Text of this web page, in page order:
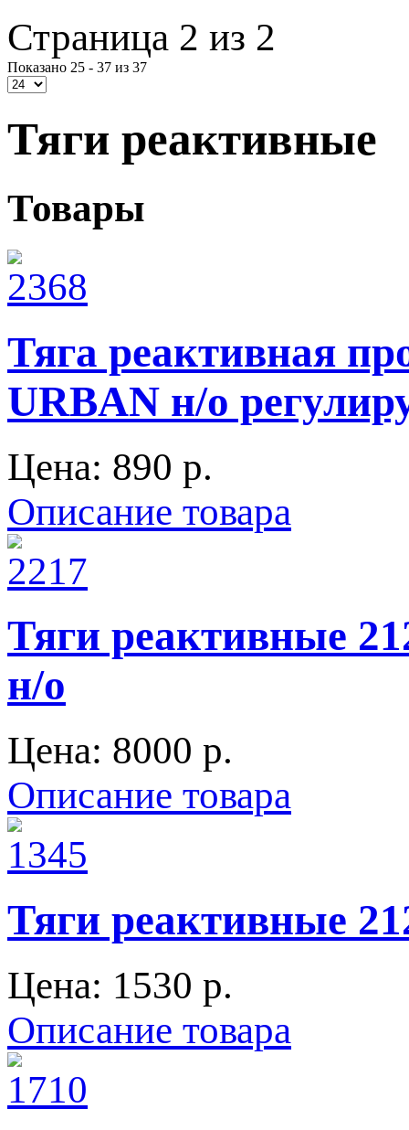
Страница 2 из 2
Показано 25 - 37 из 37
Тяги реактивные
Товары
Тяга реактивная
URBAN н/о
Цена: 890 p.
Описание товара
Тяги реактивные
н/о
Цена: 8000 p.
Описание товара
Тяги реактивные
Цена: 1530 p.
Описание товара